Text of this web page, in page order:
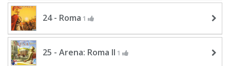
24 - Roma 1
25 - Arena: Roma II 1